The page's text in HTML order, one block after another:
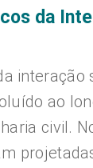
da
interação
ao
civil.